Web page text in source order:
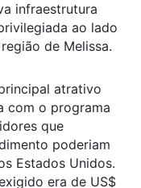
infraestrutura
ao lado
de Melissa.
atrativo
com o programa
que
poderiam
Estados Unidos.
era de US$